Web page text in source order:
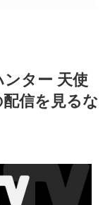
ンター 天使
信を見るな